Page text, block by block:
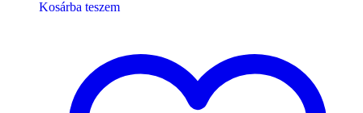
Kosárba teszem